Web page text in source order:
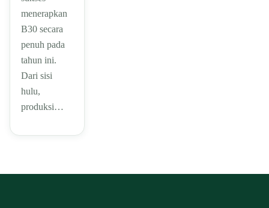
menerapkan
B30 secara
penuh pada
tahun ini.
Dari sisi
hulu,
produksi…